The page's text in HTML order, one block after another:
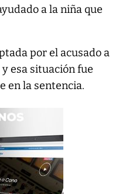
a la niña que
por el acusado a
esa situación fue
en la sentencia.